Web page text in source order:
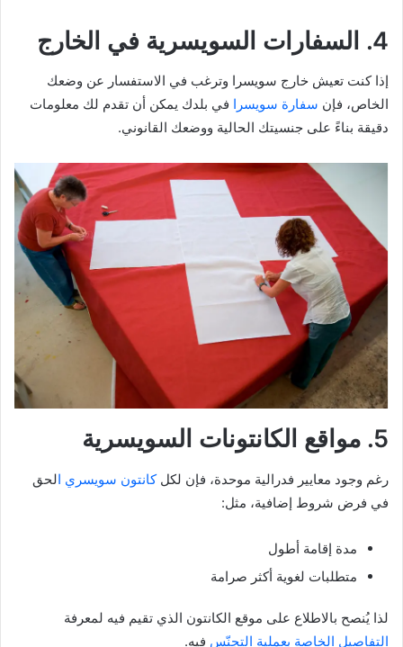
4. السفارات السويسرية في الخارج
إذا كنت تعيش خارج سويسرا وترغب في الاستفسار عن وضعك
الخاص، فإن سفارة سويسرا في بلدك يمكن أن تقدم لك معلومات
دقيقة بناءً على جنسيتك الحالية ووضعك القانوني.
5. مواقع الكانتونات السويسرية
رغم وجود معايير فدرالية موحدة، فإن لكلكانتون سويسري الحق
في فرض شروط إضافية، مثل:
مدة إقامة أطول
متطلبات لغوية أكثر صرامة
لذا يُنصح بالاطلاع على موقع الكانتون الذي تقيم فيه لمعرفة
التفاصيل الخاصة بعملية التجنّس فيه.